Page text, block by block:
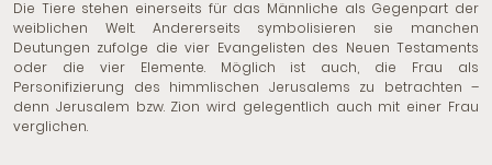
Die Tiere stehen einerseits für das Männliche als Gegenpart der
weiblichen Welt. Andererseits symbolisieren sie manchen
Deutungen zufolge die vier Evangelisten des Neuen Testaments
oder die vier Elemente. Möglich ist auch, die Frau als
Personifizierung des himmlischen Jerusalems zu betrachten –
denn Jerusalem bzw. Zion wird gelegentlich auch mit einer Frau
verglichen.